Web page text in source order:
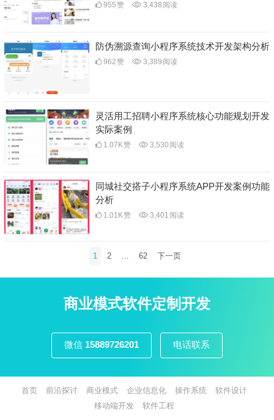
955赞 3,438 阅读
防伪溯源查询小程序系统技术开发架构分析
962赞 3,389 阅读
灵活用工招聘小程序系统核心功能规划开发
实际案例
1.07K赞 3,530 阅读
同城社交搭子小程序系统APP开发案例功能
分析
1.01K赞 3,401 阅读
分
1 2 62 下一页
商业模式软件定制开发
微信 15889726201 电话联系
首页 前沿探讨 商业模式 企业信息化 操作系统
软件设计
移动端开发
软件工程